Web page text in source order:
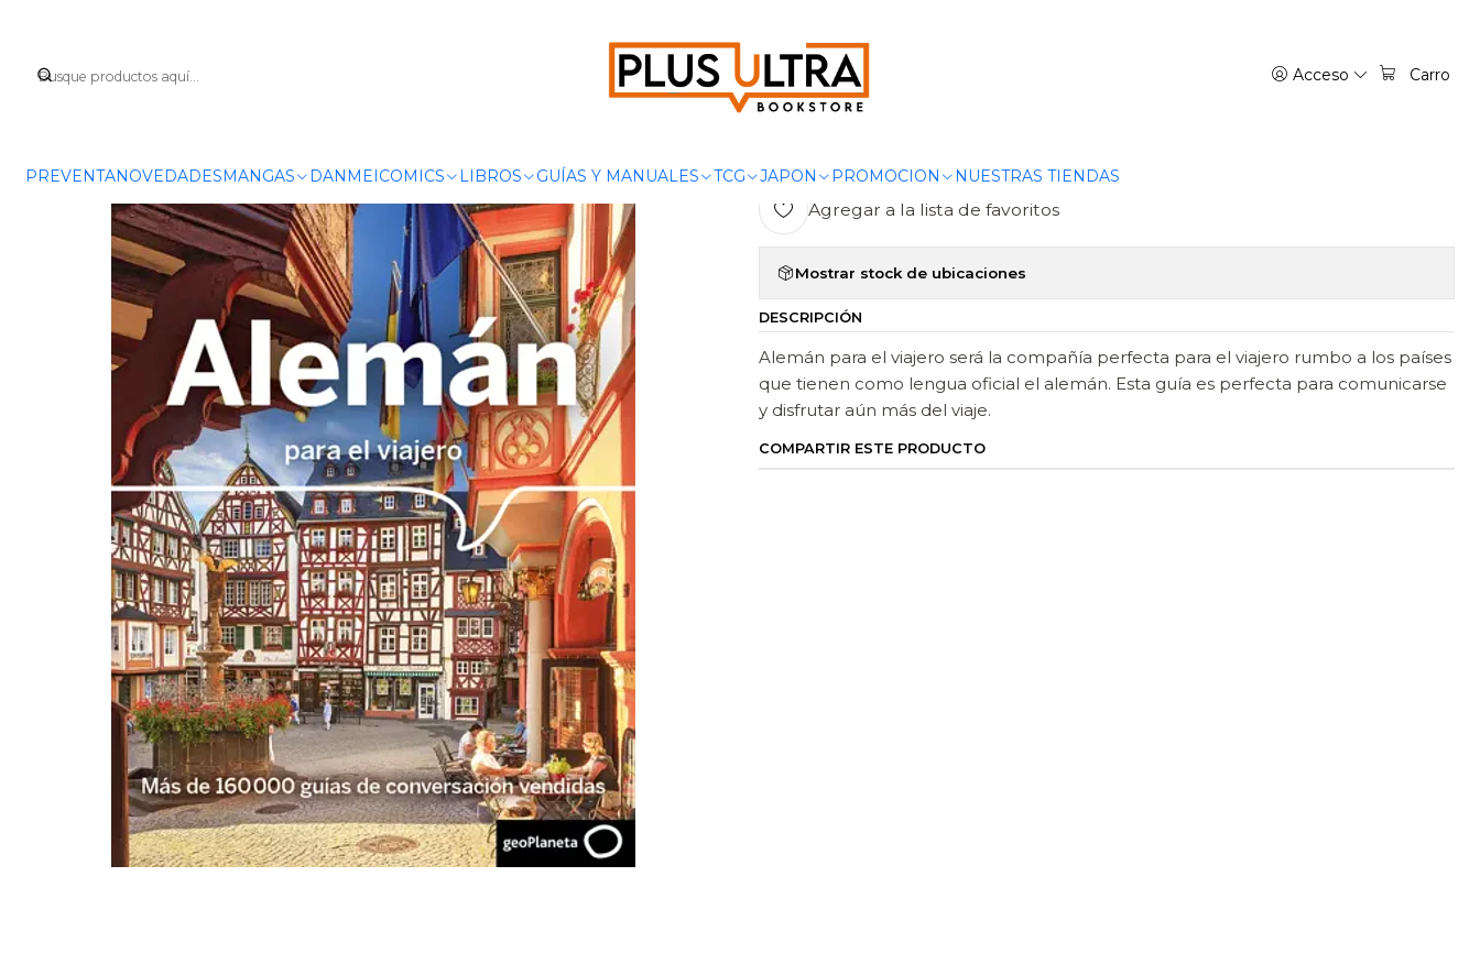
Acceso Carro
PREVENTANOVEDADESMANGAS DANMEICOMICS LIBROS GUÍAS Y MANUALES TCG JAPON PROMOCION NUESTRAS TIENDAS
|
ALEMÁN PARA EL VIAJERO 5 -
Agregar a la lista de favoritos
Mostrar stock de ubicaciones
DESCRIPCIÓN
Alemán para el viajero será la compañía perfecta para el viajero rumbo a los países
que tienen como lengua oficial el alemán. Esta guía es perfecta para comunicarse
y disfrutar aún más del viaje.
COMPARTIR ESTE PRODUCTO